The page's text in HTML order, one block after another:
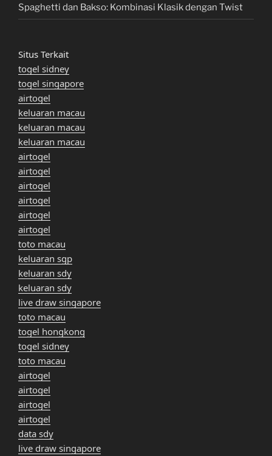
Spaghetti dan Bakso: Kombinasi Klasik dengan Twist
Situs Terkait
togel sidney
togel singapore
airtogel
keluaran macau
keluaran macau
keluaran macau
airtogel
airtogel
airtogel
airtogel
airtogel
airtogel
toto macau
keluaran sgp
keluaran sdy
keluaran sdy
live draw singapore
toto macau
togel hongkong
togel sidney
toto macau
airtogel
airtogel
airtogel
airtogel
data sdy
live draw singapore